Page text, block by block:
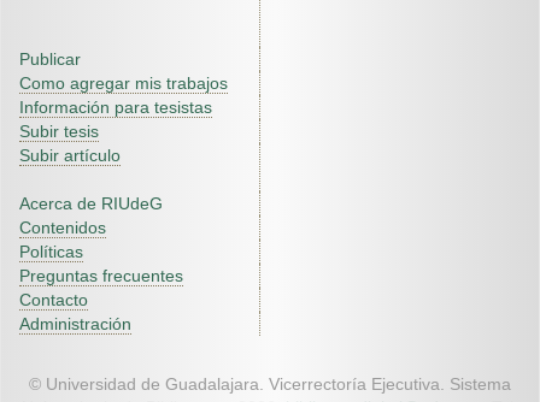
Publicar
Como agregar mis trabajos
Información para tesistas
Subir tesis
Subir artículo
Acerca de RIUdeG
Contenidos
Políticas
Preguntas frecuentes
Contacto
Administración
© Universidad de Guadalajara. Vicerrectoría Ejecutiva. Sistema